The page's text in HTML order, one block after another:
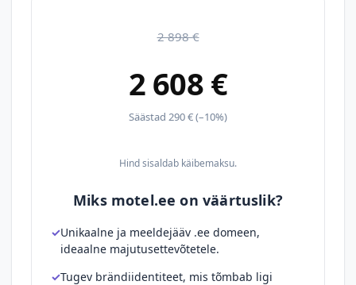
2 898 €
2 608 €
Säästad 290 € (–10%)
Hind sisaldab käibemaksu.
Miks motel.ee on väärtuslik?
Unikaalne ja meeldejääv .ee domeen,
ideaalne majutusettevõtetele.
Tugev brändiidentiteet, mis tõmbab ligi